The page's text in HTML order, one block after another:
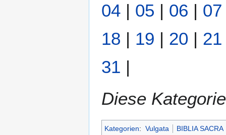
04 | 05 | 06 | 07
18 | 19 | 20 | 21
31 |
Diese
Kategorien: Vulgata BIBLIA SACRA